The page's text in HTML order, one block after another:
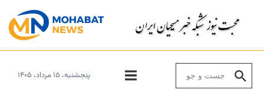
پنجشنبه، ۱۵ مرداد، ۱۴۰۵